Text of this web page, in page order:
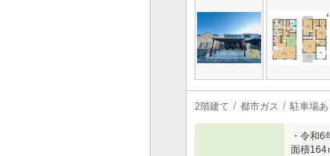
2階建て 都市ガス 駐車場あ
・令和
面積164